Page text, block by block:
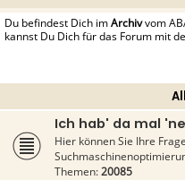
Du befindest Dich imArchivvom
kannst Du Dich für das Forum mit
Ich hab' da mal
Hier können Sie Ihre
Themen:20085